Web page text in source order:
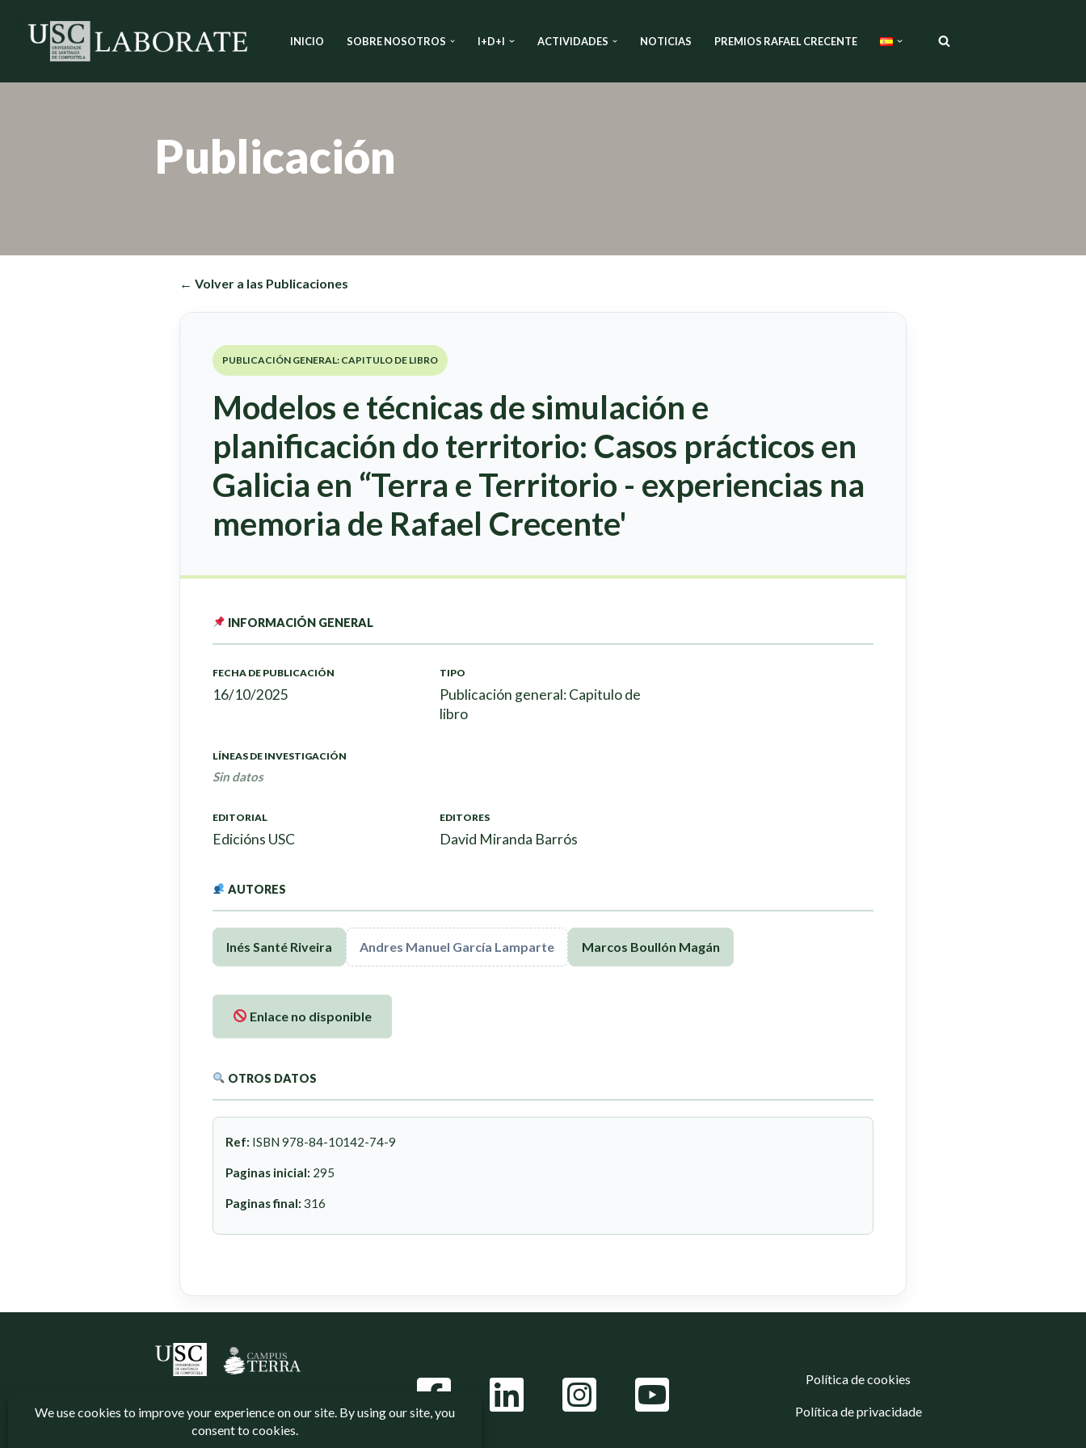
Saltar
INICIO SOBRE NOSOTROS I+D+I ACTIVIDADES NOTICIAS PREMIOS RAFAEL CRECENTE
Publicación
← Volver a las Publicaciones
PUBLICACIÓN GENERAL: CAPITULO DE LIBRO
Modelos e técnicas de simulación e
planificación do territorio: Casos prácticos en
Galicia en “Terra e Territorio - experiencias na
memoria de Rafael Crecente'
INFORMACIÓN GENERAL
FECHA DE PUBLICACIÓN
16/10/2025
TIPO
Publicación general: Capitulo de
libro
LÍNEAS DE INVESTIGACIÓN
Sin datos
EDITORIAL
Edicións USC
EDITORES
David Miranda Barrós
AUTORES
Inés Santé Riveira Andres Manuel García Lamparte Marcos Boullón Magán
Enlace no disponible
OTROS DATOS
Ref: ISBN 978-84-10142-74-9
Paginas inicial: 295
Paginas final: 316
Política de cookies
Política de privacidade